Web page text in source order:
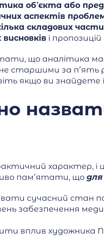
об’єкта або
аспектів
складових
і
що аналітика
старшими за п’ять
якщо ви
характер,
пам’ятати, що
сучасний стан
забезпечення
вплив художника